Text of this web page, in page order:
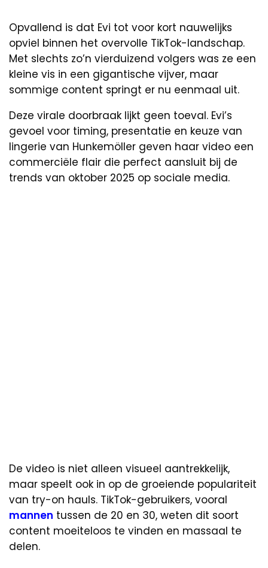
Opvallend is dat Evi tot voor kort nauwelijks
opviel binnen het overvolle TikTok-landschap.
Met slechts zo’n vierduizend volgers was ze een
kleine vis in een gigantische vijver, maar
sommige content springt er nu eenmaal uit.
Deze virale doorbraak lijkt geen toeval. Evi’s
gevoel voor timing, presentatie en keuze van
lingerie van Hunkemöller geven haar video een
commerciële flair die perfect aansluit bij de
trends van oktober 2025 op sociale media.
De video is niet alleen visueel aantrekkelijk,
maar speelt ook in op de groeiende populariteit
van try-on hauls. TikTok-gebruikers, vooral
mannen tussen de 20 en 30, weten dit soort
content moeiteloos te vinden en massaal te
delen.